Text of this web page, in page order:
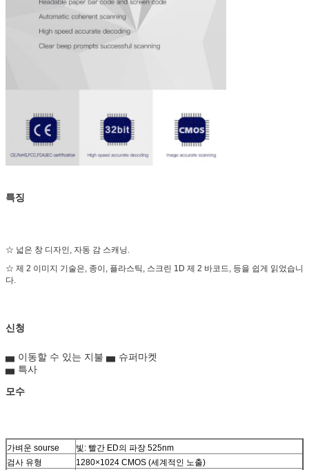
특징
☆ 넓은 창 디자인, 자동 감 스캐닝.
☆ 제 2 이미지 기술은, 종이, 플라스틱, 스크린 1D 제 2 바코드, 등을 쉽게 읽었습니
다.
신청
▅ 이동할 수 있는 지불 ▅ 슈퍼마켓
▅ 특사
모수
가벼운 sourse
빛: 빨간 ED의 파장 525nm
검사 유형
1280×1024 CMOS (세계적인 노출)